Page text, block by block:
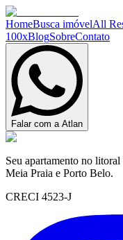
HomeBusca imóvelAll
100xBlogSobreContato
Falar com a Atlan
Seu apartamento no
Meia Praia e Porto Belo.
CRECI 4523-J